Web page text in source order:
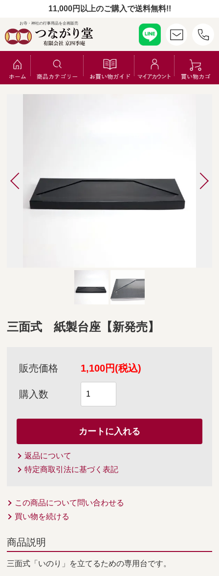
11,000円以上のご購入で送料無料!!
お寺・神社の行事用品を企画販売
三面式 紙製台座【新発売】
販売価格 1,100円(税込)
購入数
返品について
特定商取引法に基づく表記
この商品について問い合わせる
買い物を続ける
商品説明
三面式「いのり」を立てるための専用台です。